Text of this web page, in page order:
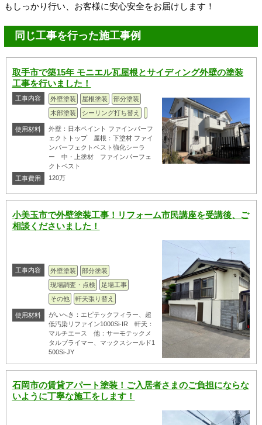
もしっかり行い、お客様に安心安全をお届けします！
同じ工事を行った施工事例
取手市で築15年 モニエル瓦屋根とサイディング外壁の塗装
工事を行いました！
工事内容 外壁塗装 屋根塗装
部分塗装
木部塗装
シーリング打ち替え
使用材料
外壁：日本ペイント ファインパーフ
ェクトトップ 屋根：下塗材 ファイ
ンパーフェクトベスト強化シーラ
ー 中・上塗材 ファインパーフェ
クトベスト
工事費用
120万
小美玉市で外壁塗装工事！リフォーム市民講座を受講後、ご
相談くださいました！
工事内容 外壁塗装
部分塗装
現場調査・点検
足場工事
その他
軒天張り替え
使用材料
がいへき：エピテックフィラー、超
低汚染リファイン1000Si-IR 軒天：
マルチエース 他：サーモテックメ
タルプライマー、マックスシールド1
500Si-JY
石岡市の賃貸アパート塗装！ご入居者さまのご負担にならな
いように丁寧な施工をします！